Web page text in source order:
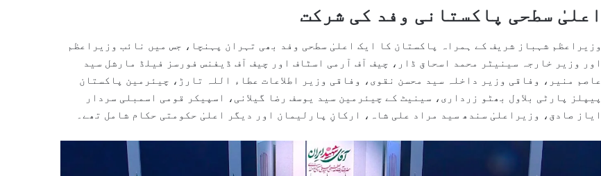
اعلیٰ سطحی پاکستانی وفد کی شرکت
وزیراعظم شہباز شریف کے ہمراہ پاکستان کا ایک اعلیٰ سطحی وفد بھی تہران پہنچا، جس میں نائب وزیراعظم
اور وزیر خارجہ سینیٹر محمد اسحاق ڈار، چیف آف آرمی اسٹاف اور چیف آف ڈیفنس فورسز فیلڈ مارشل سید
عاصم منیر، وفاقی وزیر داخلہ سید محسن نقوی، وفاقی وزیر اطلاعات عطاء اللہ تارڑ، چیئرمین پاکستان
پیپلز پارٹی بلاول بھٹو زرداری، سینیٹ کے چیئرمین سید یوسف رضا گیلانی، اسپیکر قومی اسمبلی سردار
ایاز صادق، وزیراعلیٰ سندھ سید مراد علی شاہ، ارکانِ پارلیمان اور دیگر اعلیٰ حکومتی حکام شامل تھے۔